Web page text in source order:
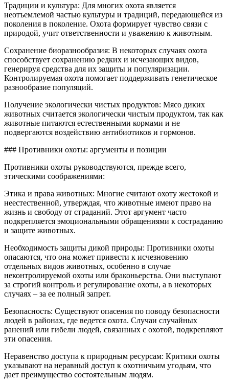
Традиции и культура: Для многих охота является
неотъемлемой частью культуры и традиций, передающейся из
поколения в поколение. Охота формирует чувство связи с
природой, учит ответственности и уважению к животным.
Сохранение биоразнообразия: В некоторых случаях охота
способствует сохранению редких и исчезающих видов,
генерируя средства для их защиты и популяризации.
Контролируемая охота помогает поддерживать генетическое
разнообразие популяций.
Получение экологически чистых продуктов: Мясо диких
животных считается экологически чистым продуктом, так как
животные питаются естественными кормами и не
подвергаются воздействию антибиотиков и гормонов.
### Противники охоты: аргументы и позиции
Противники охоты руководствуются, прежде всего,
этическими соображениями:
Этика и права животных: Многие считают охоту жестокой и
неестественной, утверждая, что животные имеют право на
жизнь и свободу от страданий. Этот аргумент часто
подкрепляется эмоциональными обращениями к состраданию
и защите животных.
Необходимость защиты дикой природы: Противники охоты
опасаются, что она может привести к исчезновению
отдельных видов животных, особенно в случае
неконтролируемой охоты или браконьерства. Они выступают
за строгий контроль и регулирование охоты, а в некоторых
случаях – за ее полный запрет.
Безопасность: Существуют опасения по поводу безопасности
людей в районах, где ведется охота. Случаи случайных
ранений или гибели людей, связанных с охотой, подкрепляют
эти опасения.
Неравенство доступа к природным ресурсам: Критики охоты
указывают на неравный доступ к охотничьим угодьям, что
дает преимущество состоятельным людям.